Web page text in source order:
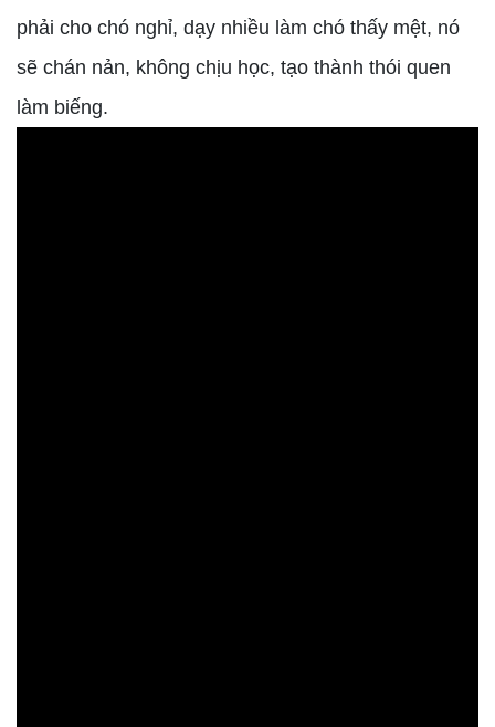
phải cho chó nghỉ, dạy nhiều làm chó thấy mệt, nó
sẽ chán nản, không chịu học, tạo thành thói quen
làm biếng.